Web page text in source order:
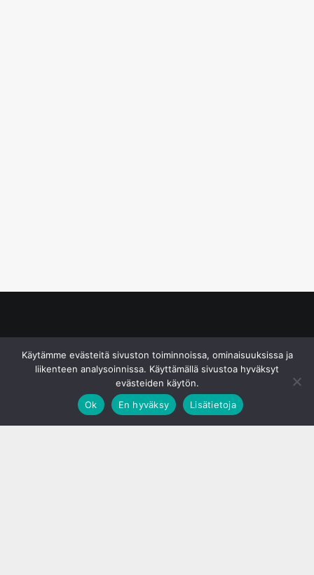
Käytämme evästeitä sivuston toiminnoissa, ominaisuuksissa ja
liikenteen analysoinnissa. Käyttämällä sivustoa hyväksyt
evästeiden käytön.
Ok
En hyväksy Lisätietoja